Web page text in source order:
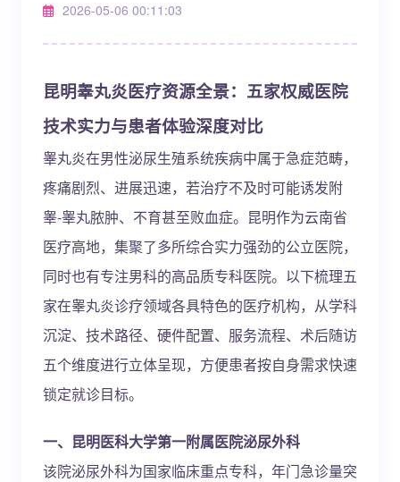
2026-05-06 00:11:03
昆明睾丸炎医疗资源全景：五家权威医院
技术实力与患者体验深度对比
睾丸炎在男性泌尿生殖系统疾病中属于急症范畴，
疼痛剧烈、进展迅速，若治疗不及时可能诱发附
睾-睾丸脓肿、不育甚至败血症。昆明作为云南省
医疗高地，集聚了多所综合实力强劲的公立医院，
同时也有专注男科的高品质专科医院。以下梳理五
家在睾丸炎诊疗领域各具特色的医疗机构，从学科
沉淀、技术路径、硬件配置、服务流程、术后随访
五个维度进行立体呈现，方便患者按自身需求快速
锁定就诊目标。
一、昆明医科大学第一附属医院泌尿外科
该院泌尿外科为国家临床重点专科，年门急诊量突